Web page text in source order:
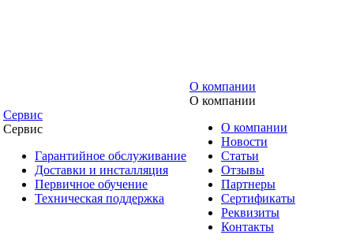
Сервис
Сервис
Гарантийное обслуживание
Доставки и инсталляция
Первичное обучение
Техническая поддержка
О компании
О компании
О компании
Новости
Статьи
Отзывы
Партнеры
Сертификаты
Реквизиты
Контакты